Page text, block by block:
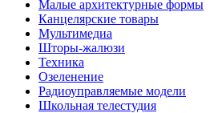
Малые архитектурные формы
Канцелярские товары
Мультимедиа
Шторы-жалюзи
Техника
Озеленение
Радиоуправляемые модели
Школьная телестудия